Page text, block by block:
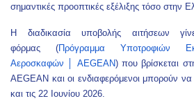
σημαντικές προοπτικές εξέλιξης τόσο στην
Η διαδικασία υποβολής αιτήσεων
φόρμας
(Πρόγραμμα Υποτροφιών
Αεροσκαφών │ AEGEAN) που βρίσκεται
AEGEAN και οι ενδιαφερόμενοι μπορούν
και τις 22 Ιουνίου 2026.